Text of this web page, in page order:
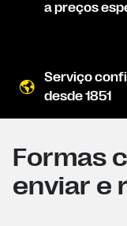
a preços
Serviço
desde 1851
Formas
enviar e